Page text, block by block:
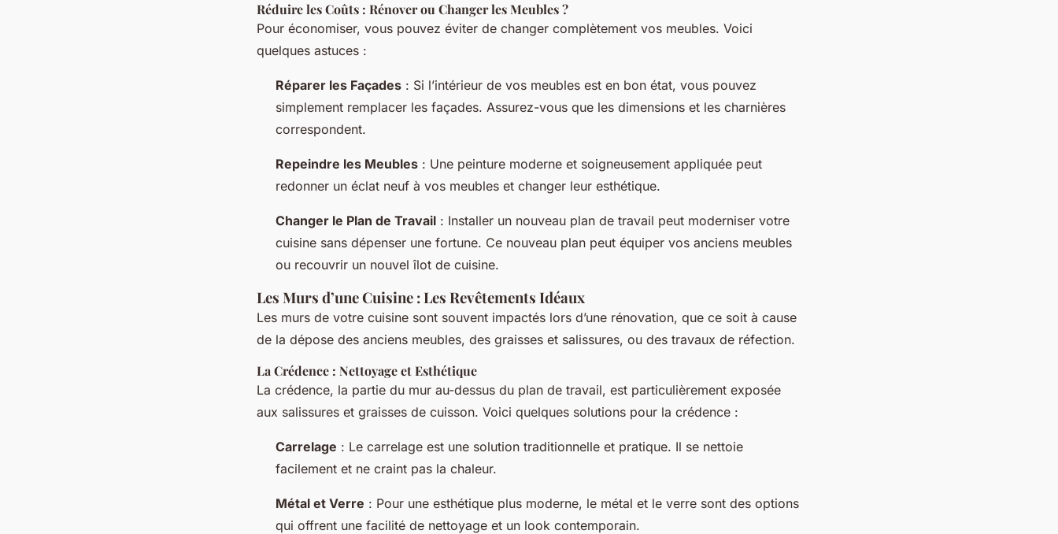
Réduire les Coûts : Rénover ou Changer les Meubles ?
Pour économiser, vous pouvez éviter de changer complètement vos meubles. Voici
quelques astuces :
Réparer les Façades : Si l’intérieur de vos meubles est en bon état, vous pouvez
simplement remplacer les façades. Assurez-vous que les dimensions et les charnières
correspondent.
Repeindre les Meubles : Une peinture moderne et soigneusement appliquée peut
redonner un éclat neuf à vos meubles et changer leur esthétique.
Changer le Plan de Travail : Installer un nouveau plan de travail peut moderniser votre
cuisine sans dépenser une fortune. Ce nouveau plan peut équiper vos anciens meubles
ou recouvrir un nouvel îlot de cuisine.
Les Murs d’une Cuisine : Les Revêtements Idéaux
Les murs de votre cuisine sont souvent impactés lors d’une rénovation, que ce soit à cause
de la dépose des anciens meubles, des graisses et salissures, ou des travaux de réfection.
La Crédence : Nettoyage et Esthétique
La crédence, la partie du mur au-dessus du plan de travail, est particulièrement exposée
aux salissures et graisses de cuisson. Voici quelques solutions pour la crédence :
Carrelage : Le carrelage est une solution traditionnelle et pratique. Il se nettoie
facilement et ne craint pas la chaleur.
Métal et Verre : Pour une esthétique plus moderne, le métal et le verre sont des options
qui offrent une facilité de nettoyage et un look contemporain.